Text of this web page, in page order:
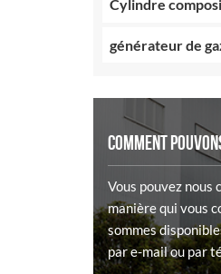
Cylindre
générateur de
COMMENT
Vous pouvez nous
manière qui vous
sommes
par e-mail ou par